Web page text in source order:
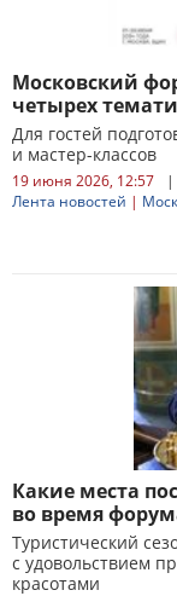
Московский
четырех
Для гостей
и мастер-классов
19 июня 2026, 12:57 |
Лента новостей |
Какие места
во время
Туристический
с удовольствием
красотами